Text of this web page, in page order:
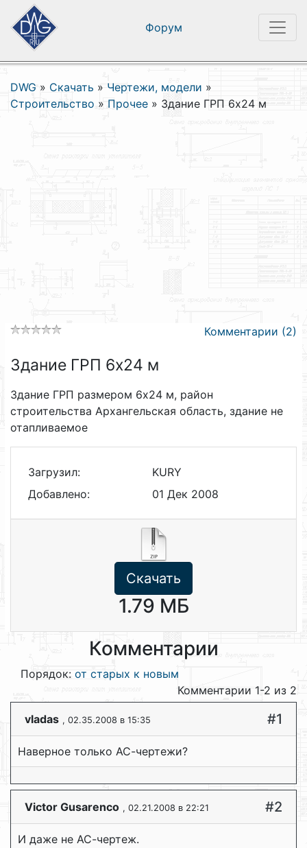
Форум
DWG » Скачать » Чертежи, модели »
Строительство » Прочее » Здание ГРП 6х24 м
Комментарии (2)
Здание ГРП 6х24 м
Здание ГРП размером 6х24 м, район
строительства Архангельская область, здание не
отапливаемое
Загрузил:
KURY
Добавлено:
01 Дек 2008
Скачать
1.79 МБ
Комментарии
Порядок: от старых к новым
Комментарии 1-2 из 2
vladas , 02.35.2008 в 15:35 #1
Наверное только АС-чертежи?
Victor Gusarenco , 02.21.2008 в 22:21 #2
И даже не АС-чертеж.